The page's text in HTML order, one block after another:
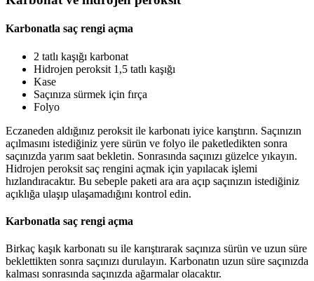
Karbonatla saç rengi açma
2 tatlı kaşığı karbonat
Hidrojen peroksit 1,5 tatlı kaşığı
Kase
Saçınıza sürmek için fırça
Folyo
Eczaneden aldığınız peroksit ile karbonatı iyice karıştırın. Saçınızın
açılmasını istediğiniz yere sürün ve folyo ile paketledikten sonra
saçınızda yarım saat bekletin. Sonrasında saçınızı güzelce yıkayın.
Hidrojen peroksit saç rengini açmak için yapılacak işlemi
hızlandıracaktır. Bu sebeple paketi ara ara açıp saçınızın istediğiniz
açıklığa ulaşıp ulaşamadığını kontrol edin.
Karbonatla saç rengi açma
Birkaç kaşık karbonatı su ile karıştırarak saçınıza sürün ve uzun süre
beklettikten sonra saçınızı durulayın. Karbonatın uzun süre saçınızda
kalması sonrasında saçınızda ağarmalar olacaktır.